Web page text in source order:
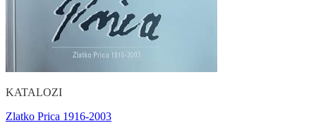
KATALOZI
Zlatko Prica 1916-2003